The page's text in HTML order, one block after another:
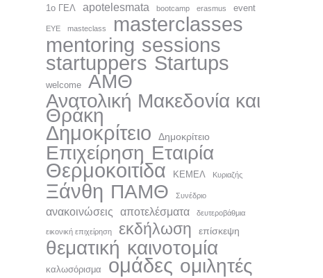
1ο ΓΕΛ apotelesmata bootcamp erasmus event
EYE masteclass masterclasses
mentoring sessions
startuppers Startups
welcome
ΑΜΘ
Ανατολική Μακεδονία και
Θράκη
Δημοκρίτειo
Δημοκρίτειο
Επιχείρηση Εταιρία
Θερμοκοιτίδα
ΚΕΜΕΛ Κυριαζής
Ξάνθη ΠΑΜΘ Συνέδριο
ανακοινώσεις αποτελέσματα δευτεροβάθμια
εικονική επιχείρηση εκδήλωση επίσκεψη
θεματική καινοτομία
καλωσόρισμα ομάδες ομιλητές